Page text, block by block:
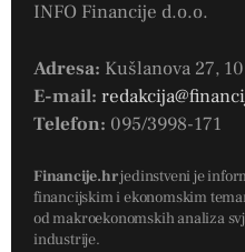
INFO Financije d.o.o.
Adresa: Kušlanova 27,
E-mail:
Telefon: 095/3998-171
Financije.hrjedinstveni je
financijskim i ekonomskim
od makroekonomskih analiza
industrije.